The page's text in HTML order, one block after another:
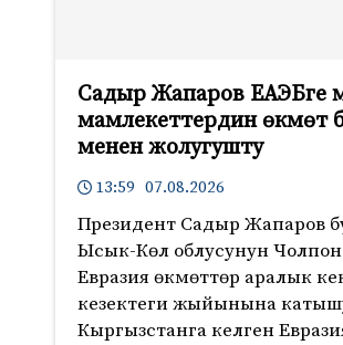
Садыр Жапаров ЕАЭБге
мамлекеттердин өкмөт
менен жолугушту
13:59 07.08.2026
Президент Садыр Жапаров
Ысык-Көл облусунун
Евразия өкмөттөр аралык
кезектеги жыйынына
Кыргызстанга келген